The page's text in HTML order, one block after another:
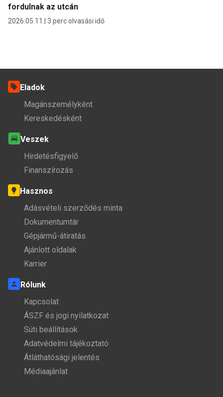
fordulnak az utcán
2026.05.11. 3 perc olvasási idő
Eladok
Magánszemélyként
Kereskedésként
Veszek
Hirdetésfigyelő
Finanszírozás
Hasznos
Adásvételi szerződés minta
Dokumentumtár
Gépjármű-átiratás
Ajánlott oldalak
Karrier
Rólunk
Kapcsolat
ÁSZF és jogi nyilatkozat
Süti beállítások
Adatvédelmi tájékoztató
Átláthatósági jelentés
Médiaajánlat